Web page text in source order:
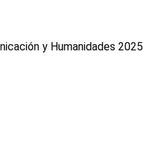
y Humanidades 2025